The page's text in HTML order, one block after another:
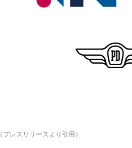
（プレスリリースより引用）